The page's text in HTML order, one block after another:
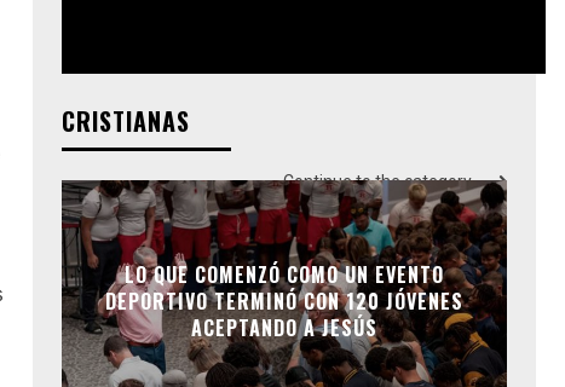
CRISTIANAS
Continue to the category
LO QUE COMENZÓ COMO UN EVENTO
DEPORTIVO TERMINÓ CON 120 JÓVENES
ACEPTANDO A JESÚS